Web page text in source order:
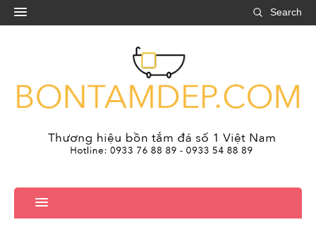
Search